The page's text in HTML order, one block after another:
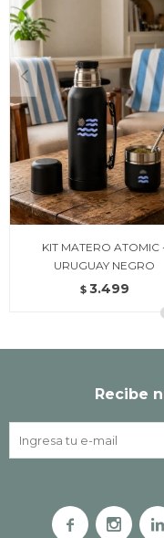
KIT MATERO ATOMIC
URUGUAY NEGRO
$ 3.499
Recibe
  